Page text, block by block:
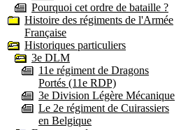
Pourquoi cet ordre de bataille ?
Histoire des régiments de l'Armée
Française
Historiques particuliers
3e DLM
11e régiment de Dragons
Portés (11e RDP)
3e Division Légère Mécanique
Le 2e régiment de Cuirassiers
en Belgique